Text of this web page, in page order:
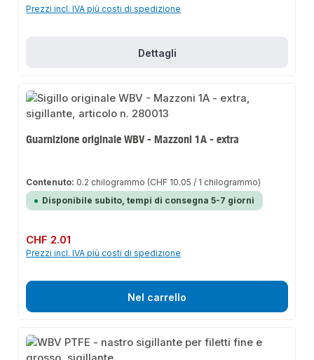
Prezzi incl. IVA più costi di spedizione
Dettagli
Guarnizione originale WBV - Mazzoni 1A - extra
Contenuto: 0.2 chilogrammo (CHF 10.05 / 1 chilogrammo)
Disponibile subito, tempi di consegna 5-7 giorni
Prezzo normale:
CHF 2.01
Prezzi incl. IVA più costi di spedizione
Nel carrello